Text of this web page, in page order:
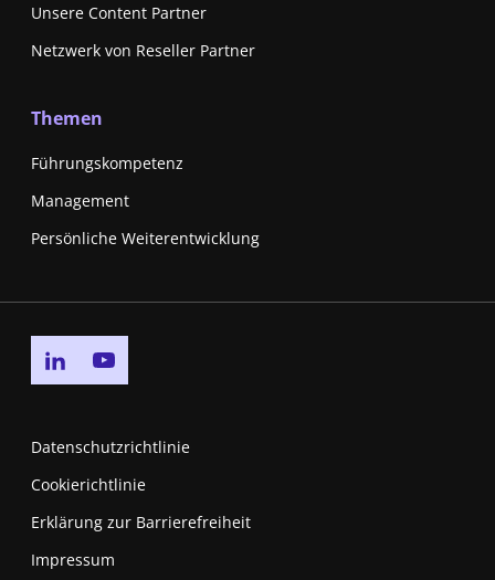
Unsere Content Partner
Netzwerk von Reseller Partner
Themen
Führungskompetenz
Management
Persönliche Weiterentwicklung
Go to linkedin page
Datenschutzrichtlinie
Cookierichtlinie
Erklärung zur Barrierefreiheit
Impressum